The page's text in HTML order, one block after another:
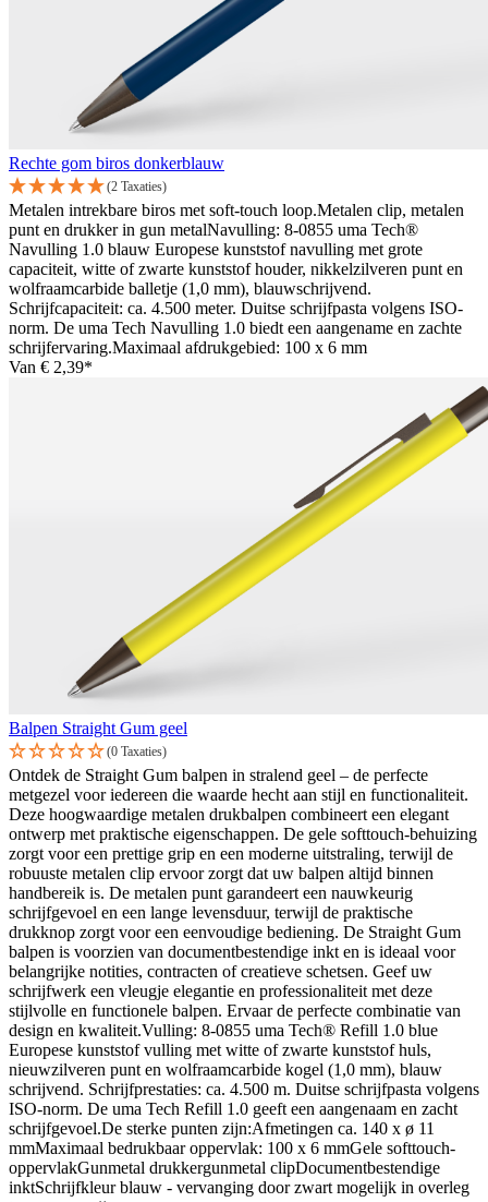
Rechte gom biros donkerblauw
(2 Taxaties)
Metalen intrekbare biros met soft-touch loop.Metalen clip, metalen
punt en drukker in gun metalNavulling: 8-0855 uma Tech®
Navulling 1.0 blauw Europese kunststof navulling met grote
capaciteit, witte of zwarte kunststof houder, nikkelzilveren punt en
wolfraamcarbide balletje (1,0 mm), blauwschrijvend.
Schrijfcapaciteit: ca. 4.500 meter. Duitse schrijfpasta volgens ISO-
norm. De uma Tech Navulling 1.0 biedt een aangename en zachte
schrijfervaring.Maximaal afdrukgebied: 100 x 6 mm
Van € 2,39*
Balpen Straight Gum geel
(0 Taxaties)
Ontdek de Straight Gum balpen in stralend geel – de perfecte
metgezel voor iedereen die waarde hecht aan stijl en functionaliteit.
Deze hoogwaardige metalen drukbalpen combineert een elegant
ontwerp met praktische eigenschappen. De gele softtouch-behuizing
zorgt voor een prettige grip en een moderne uitstraling, terwijl de
robuuste metalen clip ervoor zorgt dat uw balpen altijd binnen
handbereik is. De metalen punt garandeert een nauwkeurig
schrijfgevoel en een lange levensduur, terwijl de praktische
drukknop zorgt voor een eenvoudige bediening. De Straight Gum
balpen is voorzien van documentbestendige inkt en is ideaal voor
belangrijke notities, contracten of creatieve schetsen. Geef uw
schrijfwerk een vleugje elegantie en professionaliteit met deze
stijlvolle en functionele balpen. Ervaar de perfecte combinatie van
design en kwaliteit.Vulling: 8-0855 uma Tech® Refill 1.0 blue
Europese kunststof vulling met witte of zwarte kunststof huls,
nieuwzilveren punt en wolfraamcarbide kogel (1,0 mm), blauw
schrijvend. Schrijfprestaties: ca. 4.500 m. Duitse schrijfpasta volgens
ISO-norm. De uma Tech Refill 1.0 geeft een aangenaam en zacht
schrijfgevoel.De sterke punten zijn:Afmetingen ca. 140 x ø 11
mmMaximaal bedrukbaar oppervlak: 100 x 6 mmGele softtouch-
oppervlakGunmetal drukkergunmetal clipDocumentbestendige
inktSchrijfkleur blauw - vervanging door zwart mogelijk in overleg